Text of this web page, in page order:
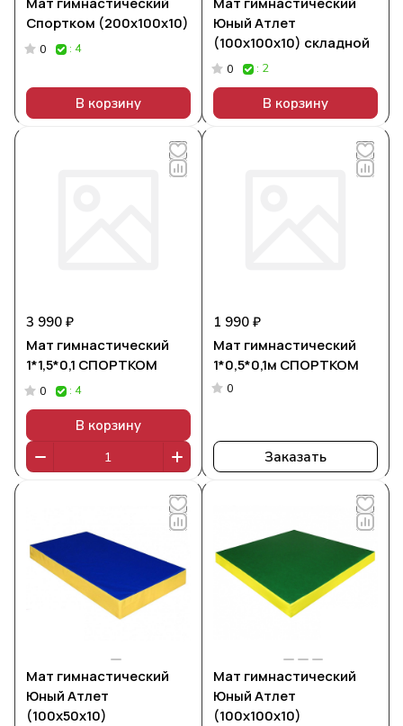
Спортком (200х100х10)
0 : 4
В корзину
Юный Атлет
(100х100х10) складной
0 : 2
В корзину
3 990 ₽
Мат гимнастический
1*1,5*0,1 СПОРТКОМ
0 : 4
В корзину
1 990 ₽
Мат гимнастический
1*0,5*0,1м СПОРТКОМ
0
Заказать
Мат гимнастический
Юный Атлет
(100х50х10)
Мат гимнастический
Юный Атлет
(100х100х10)